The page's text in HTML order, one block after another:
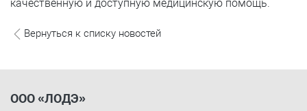
качественную и доступную медицинскую помощь.
Вернуться к списку новостей
ООО «ЛОДЭ»